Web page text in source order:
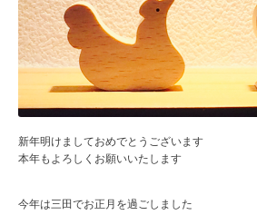
新年明けましておめでとうございます
本年もよろしくお願いいたします
今年は三田でお正月を過ごしました